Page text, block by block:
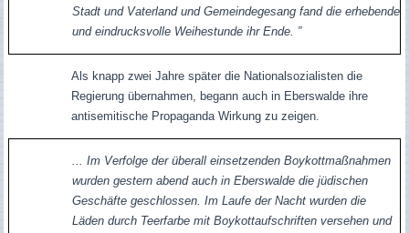
Stadt und Vaterland und Gemeindegesang fand die erhebende
und eindrucksvolle Weihestunde ihr Ende. ”
Als knapp zwei Jahre später die Nationalsozialisten die
Regierung übernahmen, begann auch in Eberswalde ihre
antisemitische Propaganda Wirkung zu zeigen.
... Im Verfolge der überall einsetzenden Boykottmaßnahmen
wurden gestern abend auch in Eberswalde die jüdischen
Geschäfte geschlossen. Im Laufe der Nacht wurden die
Läden durch Teerfarbe mit Boykottaufschriften versehen und